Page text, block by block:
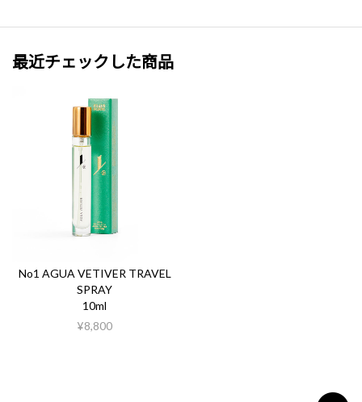
最近チェックした商品
No1 AGUA VETIVER TRAVEL
SPRAY
10ml
¥8,800